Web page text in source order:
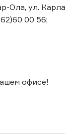
Ола, ул.
00 56;
офисе!